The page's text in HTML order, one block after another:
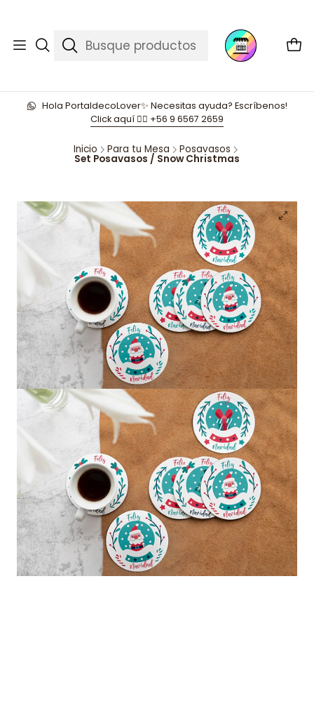
Hola PortaldecoLover✨ Necesitas ayuda? Escríbenos!
Click aquí 👉🏼 +56 9 6567 2659
Inicio Para tu Mesa Posavasos
Set Posavasos / Snow Christmas